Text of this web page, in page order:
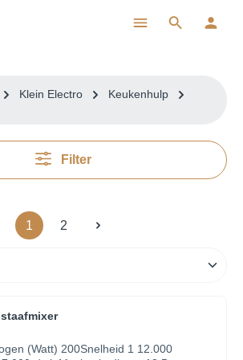
Klein Electro
Keukenhulp
Filter
1 2
staafmixer
(Watt) 200Snelheid 1 12.000